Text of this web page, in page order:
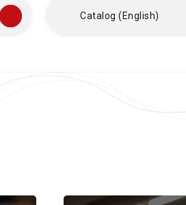
Catalog (English)